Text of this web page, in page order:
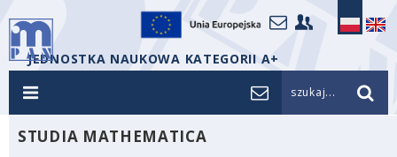
JEDNOSTKA NAUKOWA KATEGORII A+
szukaj...
STUDIA MATHEMATICA